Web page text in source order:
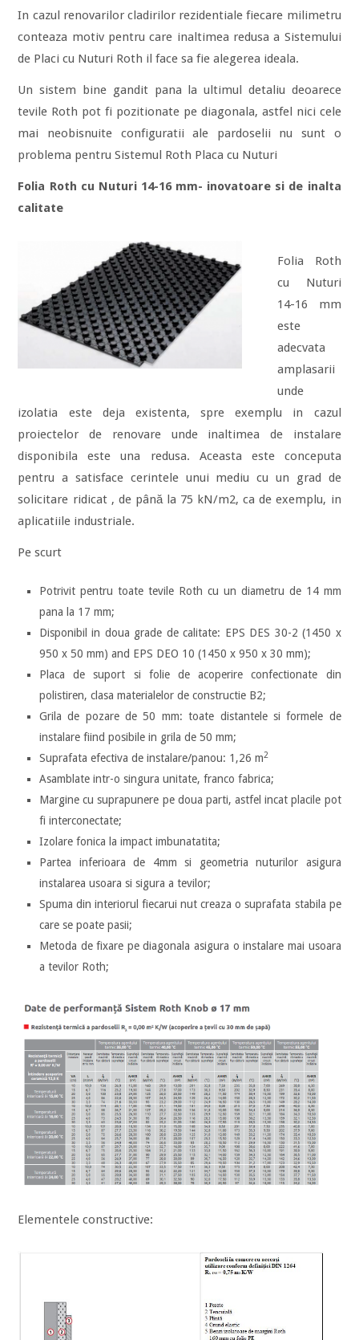
In cazul renovarilor cladirilor rezidentiale fiecare milimetru
conteaza motiv pentru care inaltimea redusa a Sistemului
de Placi cu Nuturi Roth il face sa fie alegerea ideala.
Un sistem bine gandit pana la ultimul detaliu deoarece
tevile Roth pot fi pozitionate pe diagonala, astfel nici cele
mai neobisnuite configuratii ale pardoselii nu sunt o
problema pentru Sistemul Roth Placa cu Nuturi
Folia Roth cu Nuturi 14-16 mm- inovatoare si de inalta
calitate
Folia Roth
cu Nuturi
14-16 mm
este
adecvata
amplasarii
unde
izolatia este deja existenta, spre exemplu in cazul
proiectelor de renovare unde inaltimea de instalare
disponibila este una redusa. Aceasta este conceputa
pentru a satisface cerintele unui mediu cu un grad de
solicitare ridicat , de până la 75 kN/m2, ca de exemplu, in
aplicatiile industriale.
Pe scurt
Potrivit pentru toate tevile Roth cu un diametru de 14 mm
pana la 17 mm;
Disponibil in doua grade de calitate: EPS DES 30-2 (1450 x
950 x 50 mm) and EPS DEO 10 (1450 x 950 x 30 mm);
Placa de suport si folie de acoperire confectionate din
polistiren, clasa materialelor de constructie B2;
Grila de pozare de 50 mm: toate distantele si formele de
instalare fiind posibile in grila de 50 mm;
Suprafata efectiva de instalare/panou: 1,26 m2
Asamblate intr-o singura unitate, franco fabrica;
Margine cu suprapunere pe doua parti, astfel incat placile pot
fi interconectate;
Izolare fonica la impact imbunatatita;
Partea inferioara de 4mm si geometria nuturilor asigura
instalarea usoara si sigura a tevilor;
Spuma din interiorul fiecarui nut creaza o suprafata stabila pe
care se poate pasii;
Metoda de fixare pe diagonala asigura o instalare mai usoara
a tevilor Roth;
Elementele constructive: